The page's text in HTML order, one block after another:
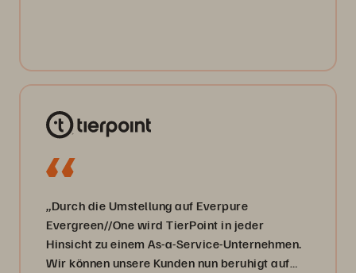
„Durch die Umstellung auf Everpure
Evergreen//One wird TierPoint in jeder
Hinsicht zu einem As-a-Service-Unternehmen.
Wir können unsere Kunden nun beruhigt auf